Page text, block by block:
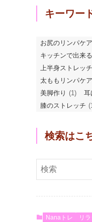
キーワー
お尻のリンパケア
キッチンで出来る
上半身ストレッチ
太ももリンパケア
美脚作り (1) 耳
膝のストレッチ
検索はこ
Nanaトレ リ